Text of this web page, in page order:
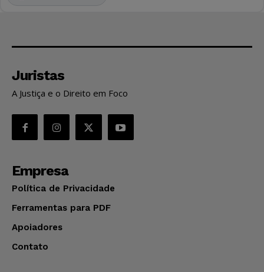
Juristas
A Justiça e o Direito em Foco
Empresa
Política de Privacidade
Ferramentas para PDF
Apoiadores
Contato